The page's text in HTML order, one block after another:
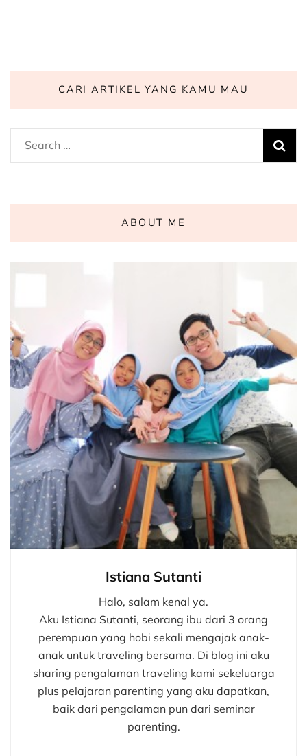
CARI ARTIKEL YANG KAMU MAU
Search
for:
ABOUT ME
Istiana Sutanti
Halo, salam kenal ya.
Aku Istiana Sutanti, seorang ibu dari 3 orang
perempuan yang hobi sekali mengajak anak-
anak untuk traveling bersama. Di blog ini aku
sharing pengalaman traveling kami sekeluarga
plus pelajaran parenting yang aku dapatkan,
baik dari pengalaman pun dari seminar
parenting.